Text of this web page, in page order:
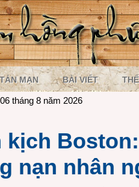
TẢN MẠN BÀI VIẾT
tháng 8 năm 2026
kịch
nạn nhân